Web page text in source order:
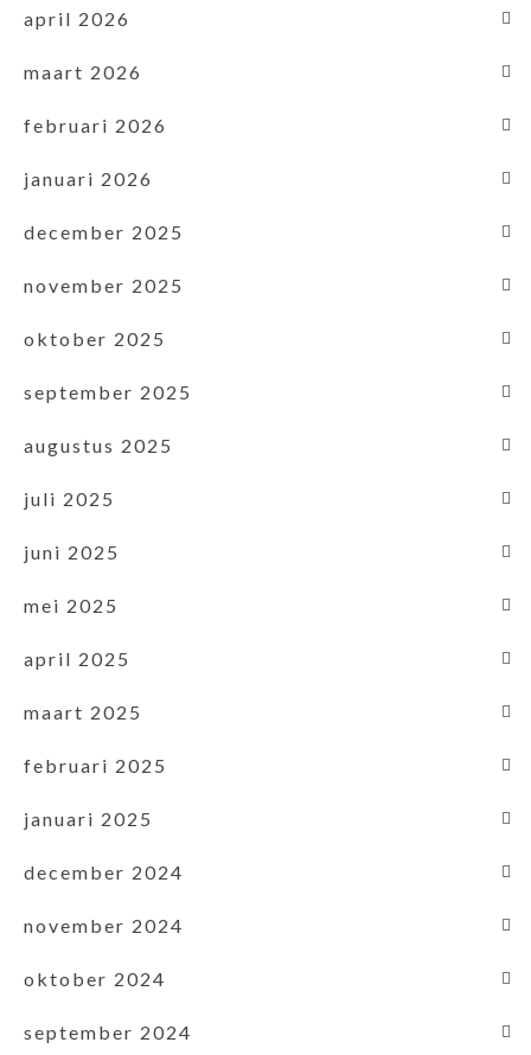
april 2026
maart 2026
februari 2026
januari 2026
december 2025
november 2025
oktober 2025
september 2025
augustus 2025
juli 2025
juni 2025
mei 2025
april 2025
maart 2025
februari 2025
januari 2025
december 2024
november 2024
oktober 2024
september 2024